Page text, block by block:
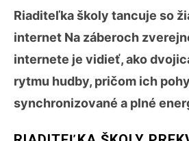
Riaditeľka školy tancuje so
internet Na záberoch
internete je vidieť, ako
rytmu hudby, pričom ich
synchronizované a plné